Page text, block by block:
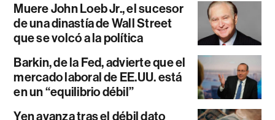
Muere John Loeb Jr., el sucesor
de una dinastía de Wall Street
que se volcó a la política
Barkin, de la Fed, advierte que el
mercado laboral de EE.UU. está
en un “equilibrio débil”
Yen avanza tras el débil dato